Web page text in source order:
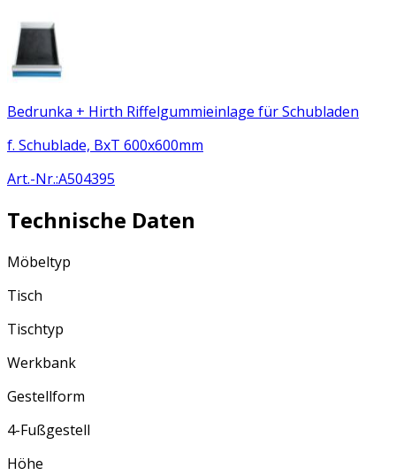
Bedrunka + Hirth Riffelgummieinlage für Schubladen
f. Schublade, BxT 600x600mm
Art.-Nr.:A504395
Technische Daten
Möbeltyp
Tisch
Tischtyp
Werkbank
Gestellform
4-Fußgestell
Höhe